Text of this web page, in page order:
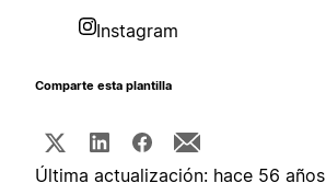
Instagram
Comparte esta plantilla
Última actualización: hace 56 años